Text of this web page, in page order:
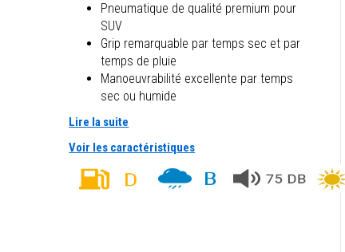
Pneumatique de qualité premium pour
SUV
Grip remarquable par temps sec et par
temps de pluie
Manoeuvrabilité excellente par temps
sec ou humide
Lire la suite
Voir les caractéristiques